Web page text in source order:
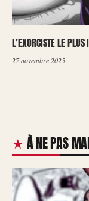
L’EXORCISTE LE
27 novembre 2025
À NE PAS